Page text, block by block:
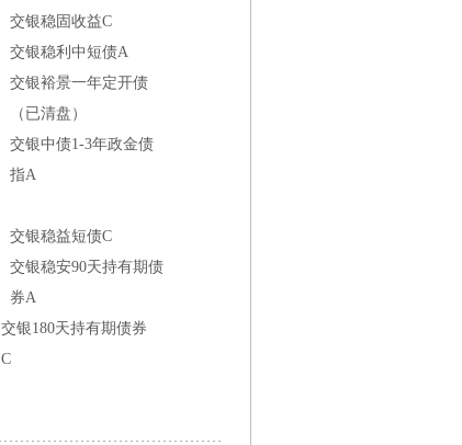
交银稳固收益C
交银稳利中短债A
交银裕景一年定开债
（已清盘）
交银中债1-3年政金债
指A
交银稳益短债C
交银稳安90天持有期债
券A
交银180天持有期债券
C